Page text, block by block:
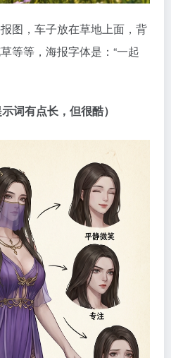
等等，海报字体是：“一起
词有点长，但很酷）